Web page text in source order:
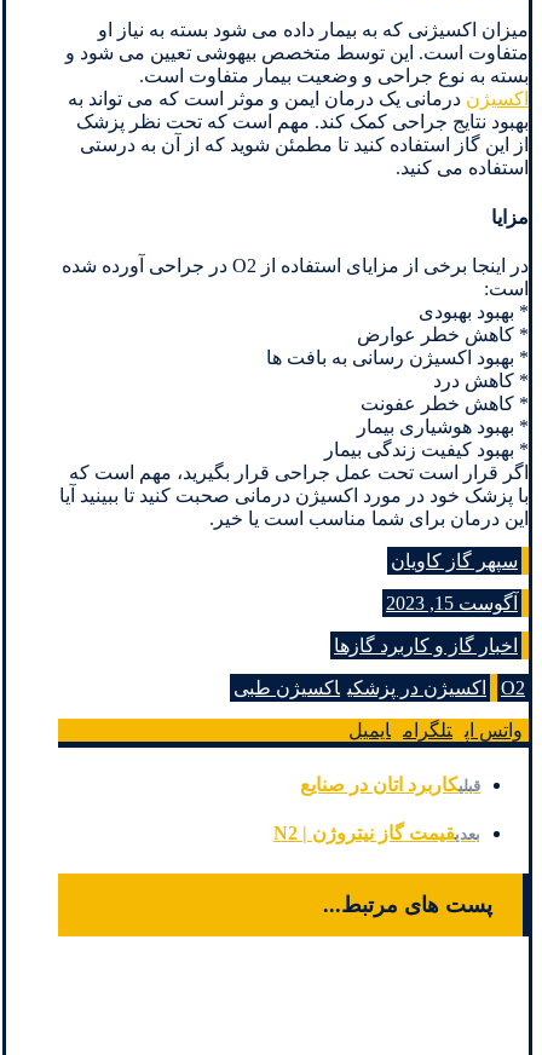
میزان اکسیژنی که به بیمار داده می شود بسته به نیاز او
متفاوت است. این توسط متخصص بیهوشی تعیین می شود و
بسته به نوع جراحی و وضعیت بیمار متفاوت است.
اکسیژن درمانی یک درمان ایمن و موثر است که می تواند به
بهبود نتایج جراحی کمک کند. مهم است که تحت نظر پزشک
از این گاز استفاده کنید تا مطمئن شوید که از آن به درستی
استفاده می کنید.
مزایا
در اینجا برخی از مزایای استفاده از O2 در جراحی آورده شده
است:
* بهبود بهبودی
* کاهش خطر عوارض
* بهبود اکسیژن رسانی به بافت ها
* کاهش درد
* کاهش خطر عفونت
* بهبود هوشیاری بیمار
* بهبود کیفیت زندگی بیمار
اگر قرار است تحت عمل جراحی قرار بگیرید، مهم است که
با پزشک خود در مورد اکسیژن درمانی صحبت کنید تا ببینید آیا
این درمان برای شما مناسب است یا خیر.
سپهر گاز کاویان
آگوست 15, 2023
اخبار گاز و کاربرد گازها
O2 اکسیژن در پزشکی اکسیژن طبی
واتس اپ تلگرام ایمیل
قبلیکاربرد اتان در صنایع
بعدیقیمت گاز نیتروژن | N2
پست های مرتبط...